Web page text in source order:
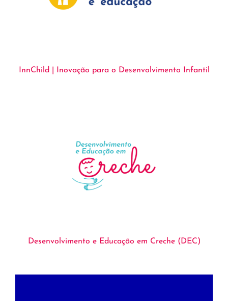
InnChild | Inovação para o Desenvolvimento Infantil
Desenvolvimento e Educação em Creche (DEC)